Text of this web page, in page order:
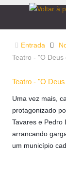
Entrada
Teatro - "O
Teatro - "O
Uma vez mais,
protagonizado
Tavares e Pedro
arrancando
um município